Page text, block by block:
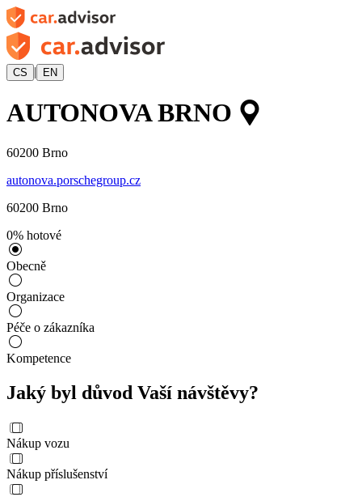
CS | EN
AUTONOVA BRNO
60200 Brno
autonova.porschegroup.cz
60200 Brno
0% hotové
Obecně
Organizace
Péče o zákazníka
Kompetence
Jaký byl důvod Vaší návštěvy?
Nákup vozu
Nákup příslušenství